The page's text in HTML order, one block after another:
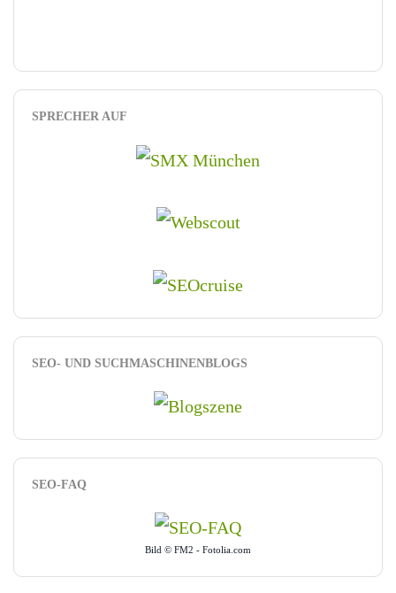
SPRECHER AUF
SEO- UND SUCHMASCHINENBLOGS
SEO-FAQ
Bild © FM2 - Fotolia.com